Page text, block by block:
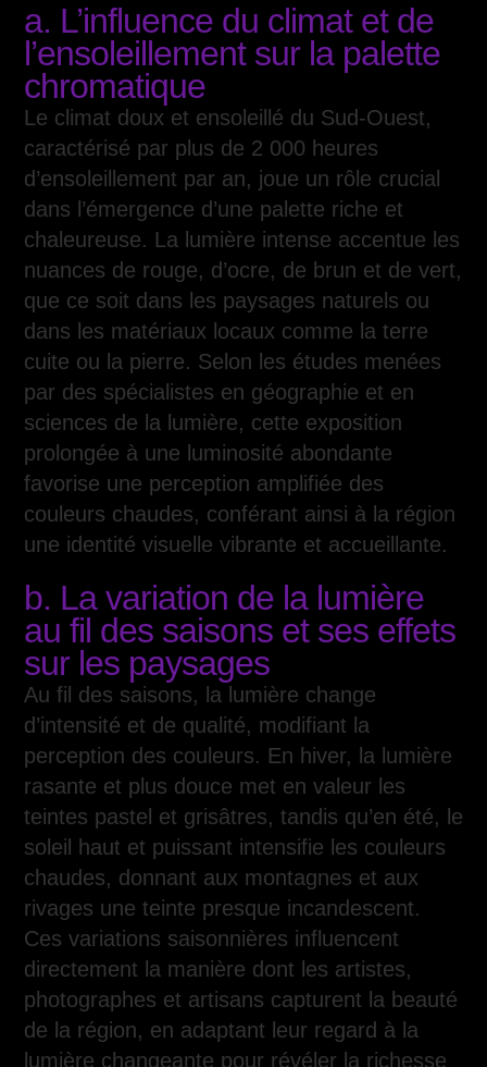
a. L’influence du climat et de
l’ensoleillement sur la palette
chromatique
Le climat doux et ensoleillé du Sud-Ouest,
caractérisé par plus de 2 000 heures
d’ensoleillement par an, joue un rôle crucial
dans l’émergence d’une palette riche et
chaleureuse. La lumière intense accentue les
nuances de rouge, d’ocre, de brun et de vert,
que ce soit dans les paysages naturels ou
dans les matériaux locaux comme la terre
cuite ou la pierre. Selon les études menées
par des spécialistes en géographie et en
sciences de la lumière, cette exposition
prolongée à une luminosité abondante
favorise une perception amplifiée des
couleurs chaudes, conférant ainsi à la région
une identité visuelle vibrante et accueillante.
b. La variation de la lumière
au fil des saisons et ses effets
sur les paysages
Au fil des saisons, la lumière change
d’intensité et de qualité, modifiant la
perception des couleurs. En hiver, la lumière
rasante et plus douce met en valeur les
teintes pastel et grisâtres, tandis qu’en été, le
soleil haut et puissant intensifie les couleurs
chaudes, donnant aux montagnes et aux
rivages une teinte presque incandescent.
Ces variations saisonnières influencent
directement la manière dont les artistes,
photographes et artisans capturent la beauté
de la région, en adaptant leur regard à la
lumière changeante pour révéler la richesse